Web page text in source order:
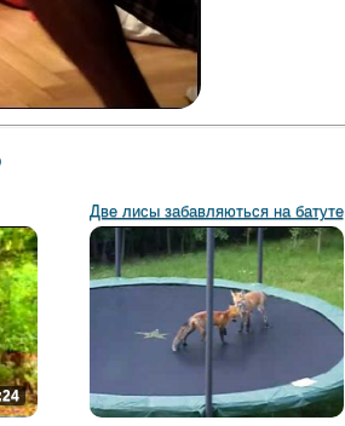
Две лисы забавляються на батуте